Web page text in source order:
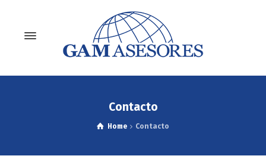
Contacto
Home Contacto